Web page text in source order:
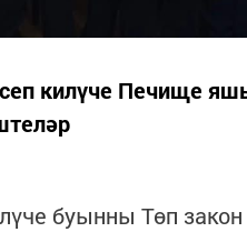
килүче Печище
буынны Төп